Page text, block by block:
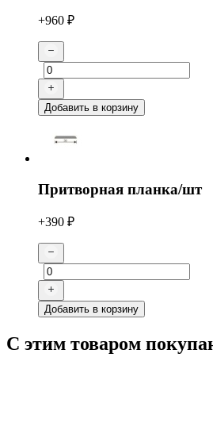
+960 ₽
Добавить в корзину
Притворная планка/шт
+390 ₽
Добавить в корзину
С этим товаром